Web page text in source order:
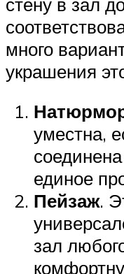
много
украшения
уместна,
единое
Пейзаж.
зал